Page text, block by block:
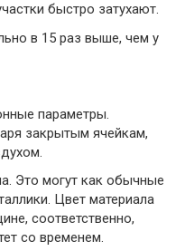
быстро затухают.
в 15 раз выше, чем у
параметры.
закрытым ячейкам,
Это могут как обычные
Цвет материала
соответственно,
со временем.